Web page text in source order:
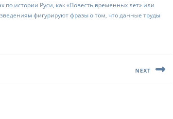
истории Руси, как «Повесть временных лет» или
фигурируют фразы о том, что данные труды
NEXT